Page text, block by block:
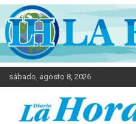
sábado, agosto 8, 2026